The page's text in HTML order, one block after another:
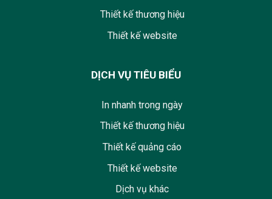
Thiết kế thương hiệu
Thiết kế website
DỊCH VỤ TIÊU BIỂU
In nhanh trong ngày
Thiết kế thương hiệu
Thiết kế quảng cáo
Thiết kế website
Dịch vụ khác